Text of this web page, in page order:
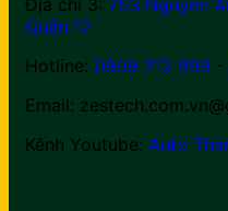
Địa chỉ 3: 753 Nguyễn
Quận 12
Hotline: 0909 212 999 -
Email:
Kênh Youtube: Auto